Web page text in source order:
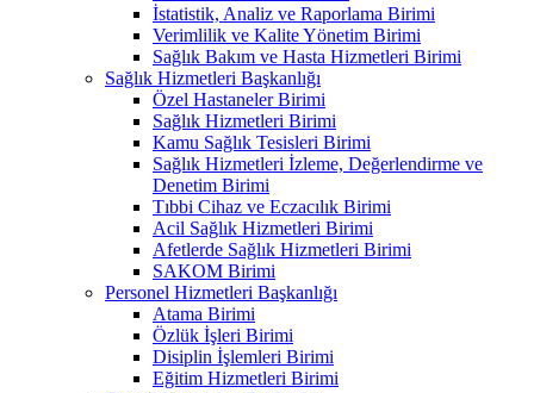
İstatistik, Analiz ve Raporlama Birimi
Verimlilik ve Kalite Yönetim Birimi
Sağlık Bakım ve Hasta Hizmetleri Birimi
Sağlık Hizmetleri Başkanlığı
Özel Hastaneler Birimi
Sağlık Hizmetleri Birimi
Kamu Sağlık Tesisleri Birimi
Sağlık Hizmetleri İzleme, Değerlendirme ve
Denetim Birimi
Tıbbi Cihaz ve Eczacılık Birimi
Acil Sağlık Hizmetleri Birimi
Afetlerde Sağlık Hizmetleri Birimi
SAKOM Birimi
Personel Hizmetleri Başkanlığı
Atama Birimi
Özlük İşleri Birimi
Disiplin İşlemleri Birimi
Eğitim Hizmetleri Birimi